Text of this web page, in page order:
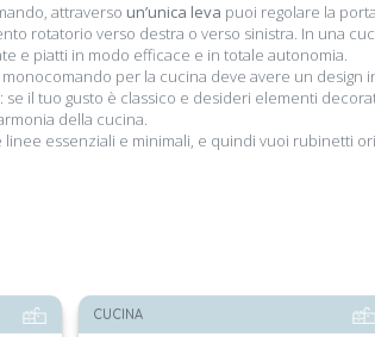
attraverso un’unica leva puoi regolare la
rotatorio verso destra o verso sinistra. In una
e piatti in modo efficace e in totale autonomia.
per la cucina deve avere un
: se il tuo gusto è classico e desideri elementi
della cucina.
essenziali e minimali, e quindi vuoi rubinetti
CUCINA